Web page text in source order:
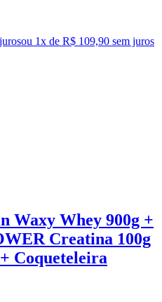
ou 1x de R$ 109,90 sem juros
Waxy Whey 900g +
Creatina 100g
Coqueteleira